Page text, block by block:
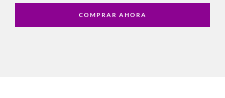
COMPRAR AHORA